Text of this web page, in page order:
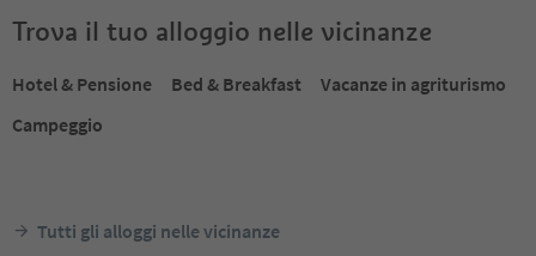
Trova il tuo alloggio nelle vicinanze
Hotel & Pensione Bed & Breakfast
Vacanze in agriturismo
Campeggio
Tutti gli alloggi nelle vicinanze